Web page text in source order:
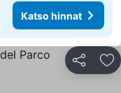
Katso hinnat
Jaa